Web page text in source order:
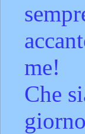
me!
Che